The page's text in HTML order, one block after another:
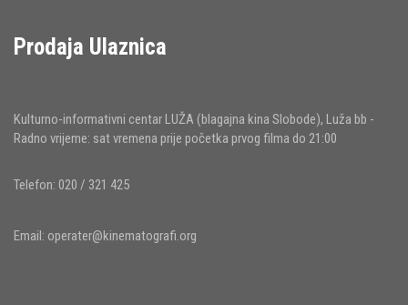
Prodaja Ulaznica
Kulturno-informativni centar LUŽA (blagajna kina Slobode), Luža bb -
Radno vrijeme: sat vremena prije početka prvog filma do 21:00
Telefon: 020 / 321 425
Email: operater@kinematografi.org